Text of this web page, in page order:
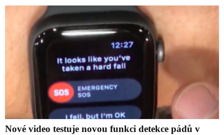
Nové video testuje novou funkci detekce pádů v